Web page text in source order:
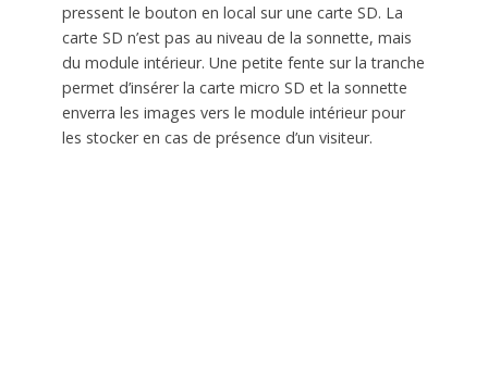
pressent le bouton en local sur une carte SD. La
carte SD n’est pas au niveau de la sonnette, mais
du module intérieur. Une petite fente sur la tranche
permet d’insérer la carte micro SD et la sonnette
enverra les images vers le module intérieur pour
les stocker en cas de présence d’un visiteur.